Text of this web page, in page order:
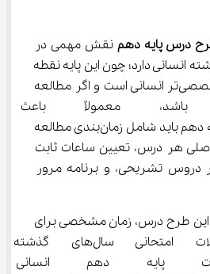
درس پایه دهم نقش مهمی در
رشته انسانی دارد؛ چون این پایه نقطه
آغاز ورود به مباحث تخصصی‌تر انسانی است و اگر مطالعه
باشد، معمولاً
می‌شود. طرح درس پایه دهم باید شامل زمان‌بندی مطالعه
هر درس، تعیین ساعات ثابت
دروس تشریحی، و برنامه مرور
طرح درس، زمان مشخصی برای
حل نمونه سوالات امتحانی
پایه دهم